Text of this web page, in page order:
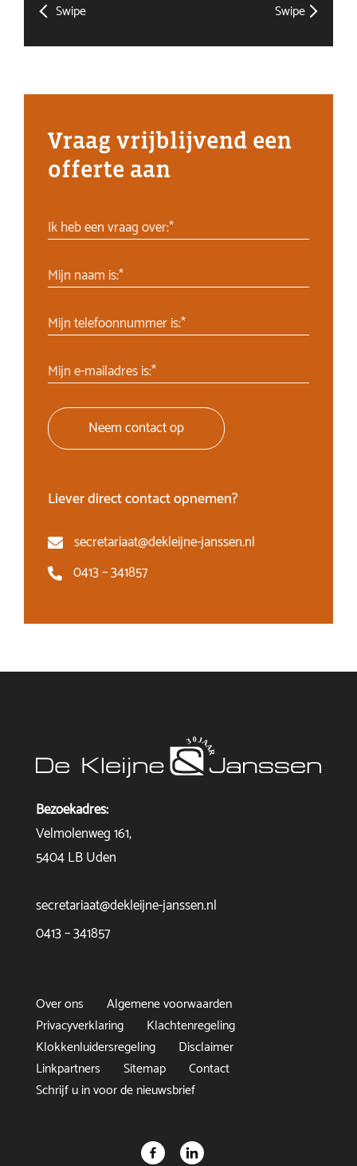
Swipe Swipe
Vraag vrijblijvend een
offerte aan
Ik heb een vraag over:*
Mijn naam is:*
Mijn telefoonnummer is:*
Mijn e-mailadres is:*
Neem contact op
Liever direct contact opnemen?
secretariaat@dekleijne-janssen.nl
0413 – 341857
Bezoekadres:
Velmolenweg 161,
5404 LB Uden
secretariaat@dekleijne-janssen.nl
0413 – 341857
Over ons
Algemene voorwaarden
Privacyverklaring
Klachtenregeling
Klokkenluidersregeling
Disclaimer
Linkpartners
Sitemap
Contact
Schrijf u in voor de nieuwsbrief